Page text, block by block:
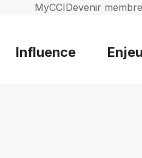
MyCCIDevenir membre
Influence